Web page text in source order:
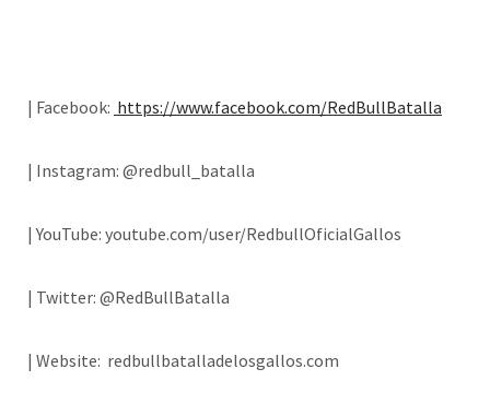
| Facebook: https://www.facebook.com/RedBullBatalla
| Instagram: @redbull_batalla
| YouTube: youtube.com/user/RedbullOficialGallos
| Twitter: @RedBullBatalla
| Website: redbullbatalladelosgallos.com